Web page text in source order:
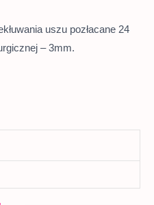
uszu pozłacane 24
– 3mm.